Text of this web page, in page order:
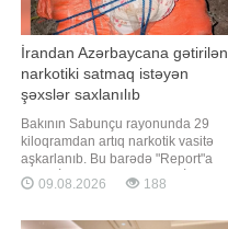
İrandan Azərbaycana gətirilən
narkotiki satmaq istəyən
şəxslər saxlanılıb
Bakının Sabunçu rayonunda 29
kiloqramdan artıq narkotik vasitə
aşkarlanıb. Bu barədə "Report"a
Daxili İşlər Nazirliyindən (DİN)
məlumat verilib. Bildirilib ki,
09.08.2026 188